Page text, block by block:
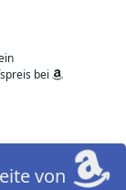
bei
von